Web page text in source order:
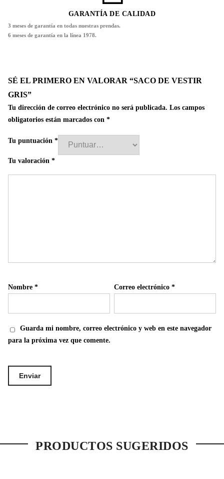
GARANTÍA DE CALIDAD
3 meses de garantía en todas nuestras prendas.
6 meses de garantía en la línea 1978.
SÉ EL PRIMERO EN VALORAR “SACO DE VESTIR
GRIS”
Tu dirección de correo electrónico no será publicada. Los campos
obligatorios están marcados con *
Tu puntuación *
Tu valoración *
Nombre * Correo electrónico*
Guarda mi nombre, correo electrónico y web en este navegador
para la próxima vez que comente.
PRODUCTOS SUGERIDOS